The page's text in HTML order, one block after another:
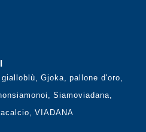
gialloblù Gjoka
pallone d'oro
Siamoviadana
VIADANA